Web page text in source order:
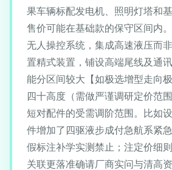
果车辆标配发电机、照明灯塔和
售价可能在基础款的保守区间内
无人操控系统，集成高速液压而
置精式装置，铺设高端尾线及通
能分区间较大【如极选增型走向
四十高度（需做严谨调研定价范
短对配件的受需调阶范围。比如
件增加了四驱液步成付急航系紧
假标注补学实测禁止；注定价细
关联更落准确请厂商实问与清高